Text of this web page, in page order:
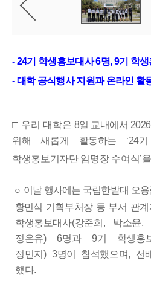
전
- 24기 학생홍보대사6명, 9기 학
-대학 공식행사 지원과 온라인 활
□ 우리 대학은 8일 교내에서 2026
위해 새롭게 활동하는 ‘24
학생홍보기자단 임명장 수여식’
○ 이날 행사에는 국립한밭대 오
황민식 기획부처장 등 부서 관계
학생홍보대사(강준희 , 박소윤,
정은유) 6명과 9기 학생홍
정민지) 3명이 참석했으며,
선
했다.